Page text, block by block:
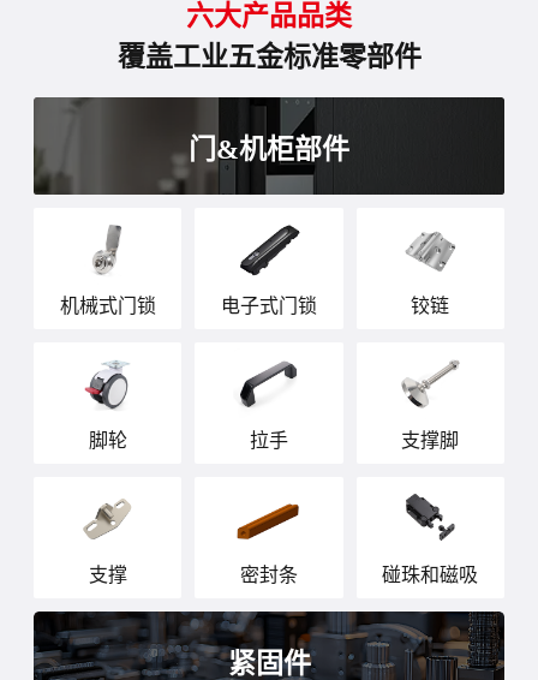
六大产品品类
覆盖工业五金标准零部件
门&机柜部件
机械式门锁 电子式门锁 铰链
脚轮 拉手 支撑脚
支撑 密封条 碰珠和磁吸
紧固件